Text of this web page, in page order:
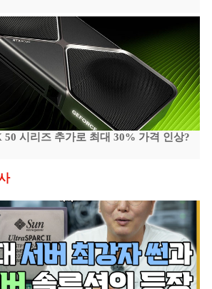
50 시리즈 추가로 최대 30% 가격 인상?